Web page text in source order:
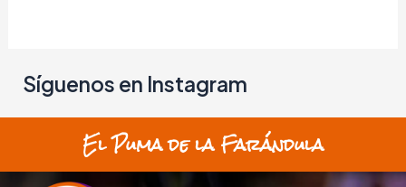
Síguenos en Instagram
El Puma de la Farándula